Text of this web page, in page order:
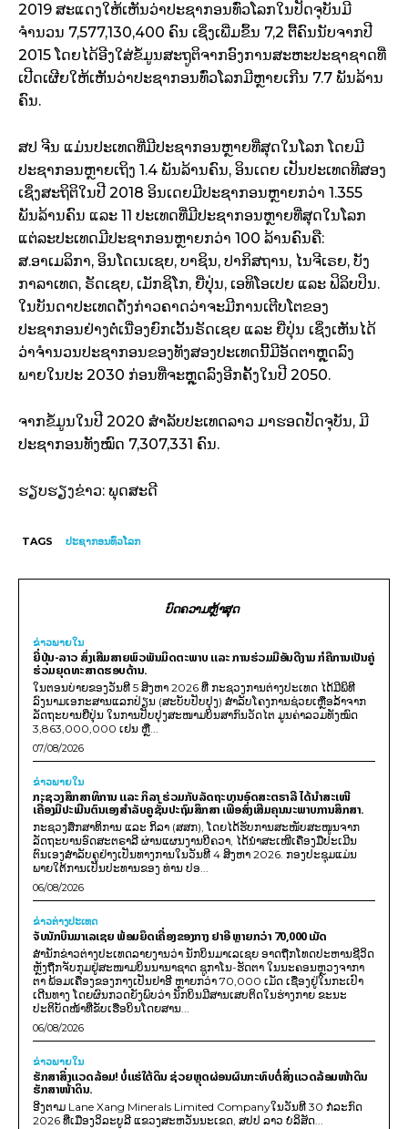
2019 ສະແດງໃຫ້ເຫັນວ່າປະຊາກອນທົ່ວໂລກໃນປັດຈຸບັນມີ
ຈຳນວນ 7,577,130,400 ຄົນ ເຊິ່ງເພີ່ມຂຶ້ນ 7,2 ຕື້ຄົນນັບຈາກປີ
2015 ໂດຍໄດ້ອີງໃສ່ຂໍ້ມູນສະຖູຕິຈາກອົງການສະຫະປະຊາຊາດທີ່
ເປີດເຜີຍໃຫ້ເຫັນວ່າປະຊາກອນທົ່ວໂລກມີຫຼາຍເກີນ 7.7 ພັນລ້ານ
ຄົນ.
ສປ ຈີນ ແມ່ນປະເທດທີ່ມີປະຊາກອນຫຼາຍທີ່ສຸດໃນໂລກ ໂດຍມີ
ປະຊາກອນຫຼາຍເຖິງ 1.4 ພັນລ້ານຄົນ, ອິນເດຍ ເປັນປະເທດທີສອງ
ເຊິ່ງສະຖິຕິໃນປີ 2018 ອິນເດຍມີປະຊາກອນຫຼາຍກວ່າ 1.355
ພັນລ້ານຄົນ ແລະ 11 ປະເທດທີ່ມີປະຊາກອນຫຼາຍທີ່ສຸດໃນໂລກ
ແຕ່ລະປະເທດມີປະຊາກອນຫຼາຍກວ່າ 100 ລ້ານຄົນຄື:
ສ.ອາເມລິກາ, ອິນໂດເນເຊຍ, ບາຊິນ, ປາກິສຖານ, ໄນຈີເຣຍ, ບັງ
ກາລາເທດ, ຣັດເຊຍ, ເມັກຊິໂກ, ຍີ່ປຸ່ນ, ເອທິໂອເປຍ ແລະ ຟິລິບປິນ.
ໃນບັນດາປະເທດດັ່ງກ່າວຄາດວ່າຈະມີການເຕີບໂຕຂອງ
ປະຊາກອນຢ່າງຕໍ່ເນື່ອງຍົກເວັ້ນຣັດເຊຍ ແລະ ຍີ່ປຸ່ນ ເຊິ່ງເຫັນໄດ້
ວ່າຈຳນວນປະຊາກອນຂອງທັງສອງປະເທດນີ້ມີອັດຕາຫຼຸດລົງ
ພາຍໃນປະ 2030 ກ່ອນທີ່ຈະຫຼຸດລົງອີກຄັ້ງໃນປີ 2050.
ຈາກຂໍ້ມູນໃນປີ 2020 ສຳລັບປະເທດລາວ ມາຮອດປັດຈຸບັນ, ມີ
ປະຊາກອນທັງໝົດ 7,307,331 ຄົນ.
ຮຽບຮຽງຂ່າວ: ພຸດສະດີ
TAGS ປະຊາກອນທົ່ວໂລກ
ບົດຄວາມຫຼ້າສຸດ
ຂ່າວພາຍ​ໃນ
ຍີ່ປຸ່ນ-ລາວ ສົ່ງເສີມສາຍພົວພັນມິດຕະພາບ ແລະ ການຮ່ວມມືອັນດີງາມ ກໍຄືການເປັນຄູ່
ຮ່ວມຍຸດທະສາດຮອບດ້ານ.
ໃນຕອນບ່າຍຂອງວັນທີ 5 ສິງຫາ 2026 ທີ່ ກະຊວງການຕ່າງປະເທດ ໄດ້ມີພິທີ
ລົງນາມເອກະສານແລກປ່ຽນ (ສະບັບປັບປຸງ) ສໍາລັບໂຄງການຊ່ວຍເຫຼືອລ້າຈາກ
ລັດຖະບານຍີ່ປຸ່ນ ໃນການປັບປຸງສະໜາມບິນສາກົນວັດໄຕ ມູນຄ່າລວມທັງໝົດ
3,863,000,000 ເຢນ ຫຼື...
07/08/2026
ຂ່າວພາຍ​ໃນ
ກະຊວງສຶກສາທິການ ແລະ ກິລາ ຮ່ວມກັບລັດຖະບານອົດສະຕຣາລີ ໄດ້ນຳສະເໜີ
ເຄື່ອງມືປະເມີນຕົນເອງສຳລັບຄູຊັ້ນປະຖົມສຶກສາ ເພື່ອສົ່ງເສີມຄຸນນະພາບການສຶກສາ.
ກະຊວງສຶກສາທິການ ແລະ ກິລາ (ສສກ), ໂດຍໄດ້ຮັບການສະໜັບສະໜູນຈາກ
ລັດຖະບານອົດສະຕຣາລີ ຜ່ານແຜນງານບີຄວາ, ໄດ້ນຳສະເໜີເຄື່ອງມືປະເມີນ
ຕົນເອງສຳລັບຄູຢ່າງເປັນທາງການໃນວັນທີ 4 ສິງຫາ 2026. ກອງປະຊຸມແມ່ນ
ພາຍໃຕ້ການເປັນປະທານຂອງ ທ່ານ ປອ...
06/08/2026
ຂ່າວຕ່າງປະເທດ
ຈັບນັກບິນມາເລເຊຍ ພ້ອມຍຶດເຄື່ອງຂອງກາງ ຢາອີ ຫຼາຍກວ່າ 70,000 ເມັດ
ສຳນັກຂ່າວຕ່າງປະເທດລາຍງານວ່າ ນັກບິນມາເລເຊຍ ອາດຖືກໂທດປະຫານຊີວິດ
ຫຼັງຖືກຈັບກຸມຢູ່ສະໜາມບິນນານາຊາດ ຊູກາໂນ-ຮັດຕາ ໃນນະຄອນຫຼວງຈາກາ
ຕາ ພ້ອມເຄື່ອງຂອງກາງເປັນຢາອີ ຫຼາຍກວ່າ 70,000 ເມັດ ເຊື່ອງຢູ່ໃນກະເປົາ
ເດີນທາງ ໂດຍຜົນກວດຍັງພົບວ່າ ນັກບິນມີສານເສບຕິດໃນຮ່າງກາຍ ຂະນະ
ປະຕິບັດໜ້າທີ່ຂັບເຮືອບິນໂດຍສານ...
06/08/2026
ຂ່າວພາຍ​ໃນ
ຮັກສາສິ່ງແວດລ້ອມ! ບໍ່ແຮ່ໃຕ້ດິນ ຊ່ວຍຫຼຸດຜ່ອນຜົນກະທົບຕໍ່ສິ່ງແວດລ້ອມໜ້າດິນ
ຮັກສາໜ້າດິນ.
ອີງຕາມ Lane Xang Minerals Limited Companyໃນວັນທີ 30 ກໍລະກົດ
2026 ທີ່ເມືອງວິລະບູລີ ແຂວງສະຫວັນນະເຂດ, ສປປ ລາວ ບໍລິສັດ...